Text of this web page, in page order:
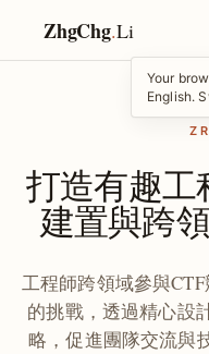
ZhgChg.Li
Your
English.
打造有趣工
建置與跨
工程師跨領域參與
的挑戰，透過精心設
略，促進團隊交流與